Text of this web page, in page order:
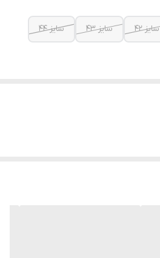
سایز ۴۲ سایز ۴۳ سایز ۴۴